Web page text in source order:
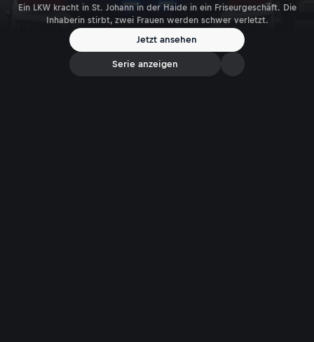
Ein LKW kracht in St. Johann in der Haide in ein Friseurgeschäft. Die
Inhaberin stirbt, zwei Frauen werden schwer verletzt.
Jetzt ansehen
Serie anzeigen